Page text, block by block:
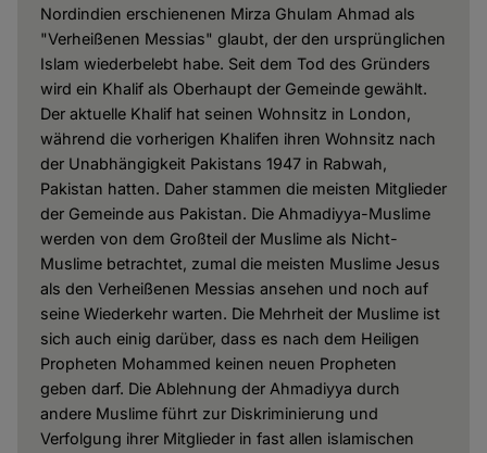
Nordindien erschienenen Mirza Ghulam Ahmad als
"Verheißenen Messias" glaubt, der den ursprünglichen
Islam wiederbelebt habe. Seit dem Tod des Gründers
wird ein Khalif als Oberhaupt der Gemeinde gewählt.
Der aktuelle Khalif hat seinen Wohnsitz in London,
während die vorherigen Khalifen ihren Wohnsitz nach
der Unabhängigkeit Pakistans 1947 in Rabwah,
Pakistan hatten. Daher stammen die meisten Mitglieder
der Gemeinde aus Pakistan. Die Ahmadiyya-Muslime
werden von dem Großteil der Muslime als Nicht-
Muslime betrachtet, zumal die meisten Muslime Jesus
als den Verheißenen Messias ansehen und noch auf
seine Wiederkehr warten. Die Mehrheit der Muslime ist
sich auch einig darüber, dass es nach dem Heiligen
Propheten Mohammed keinen neuen Propheten
geben darf. Die Ablehnung der Ahmadiyya durch
andere Muslime führt zur Diskriminierung und
Verfolgung ihrer Mitglieder in fast allen islamischen